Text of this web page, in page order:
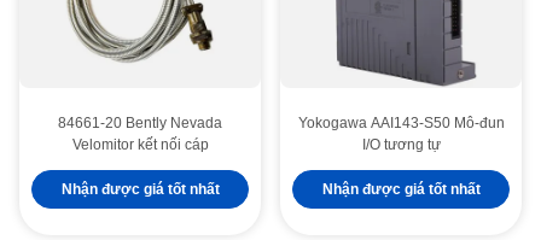
84661-20 Bently Nevada
Velomitor kết nối cáp
Nhận được giá tốt nhất
Yokogawa AAI143-S50 Mô-đun
I/O tương tự
Nhận được giá tốt nhất